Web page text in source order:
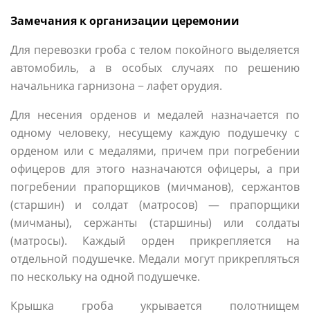
Замечания к организации церемонии
Для перевозки гроба с телом покойного выделяется
автомобиль, а в особых случаях по решению
начальника гарнизона − лафет орудия.
Для несения орденов и медалей назначается по
одному человеку, несущему каждую подушечку с
орденом или с медалями, причем при погребении
офицеров для этого назначаются офицеры, а при
погребении прапорщиков (мичманов), сержантов
(старшин) и солдат (матросов) — прапорщики
(мичманы), сержанты (старшины) или солдаты
(матросы). Каждый орден прикрепляется на
отдельной подушечке. Медали могут прикрепляться
по нескольку на одной подушечке.
Крышка гроба укрывается полотнищем